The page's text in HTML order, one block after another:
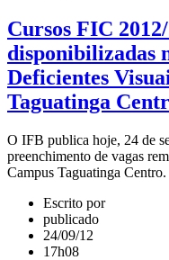
Cursos FIC
disponibilizadas
Deficientes
Taguatinga
O IFB publica hoje, 24 de
preenchimento de vagas
Campus Taguatinga
Escrito por
publicado
24/09/12
17h08